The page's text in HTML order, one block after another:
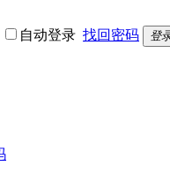
自动登录 找回密码 登